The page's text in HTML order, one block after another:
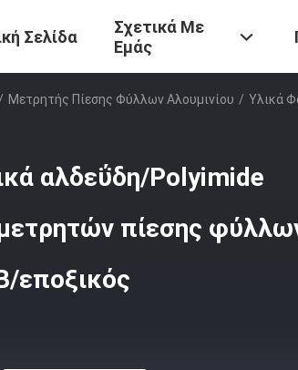
Σελίδα
Σχετικά Με
Εμάς
/ Μετρητής Πίεσης Φύλλων Αλουμινίου / Υλικά
αλδεΰδη/Polyimide
πίεσης
εποξικός